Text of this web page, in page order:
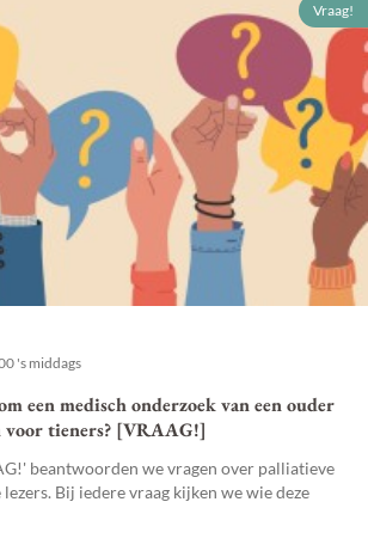
Vraag!
's middags
een medisch onderzoek van een ouder
voor tieners? [VRAAG!]
beantwoorden we vragen over palliatieve
Bij iedere vraag kijken we wie deze